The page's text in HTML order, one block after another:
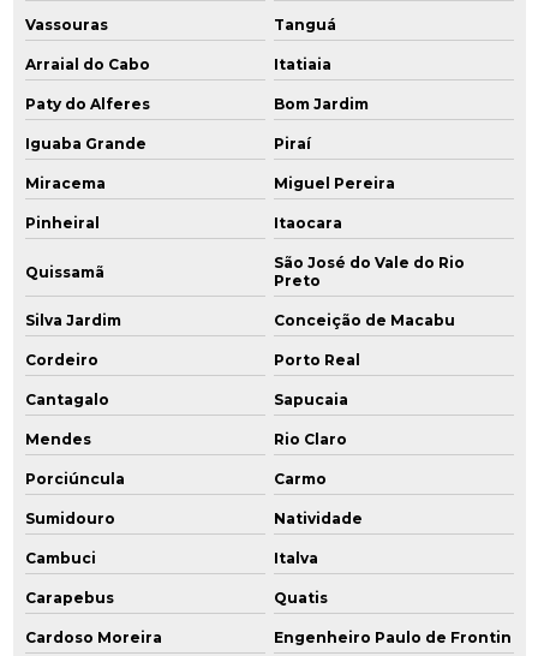
Investigação de áreas contaminadas
Investigação confirmatória
Investigação confirmatória de passivo ambiental
Investigação detalhada
Investigação detalhada passivo ambiental
Monitoramento de água subterrânea
Monitoramento ambiental
Monitoramento ambiental amostragem
Monitoramento ambiental do solo
Monitoramento ambiental empresas
Monitoramento ambiental indústria
Monitoramento ambiental poços
Monitoramento ambiental de solo água e ar
Vassouras Tanguá
Arraial do Cabo Itatiaia
Paty do Alferes Bom Jardim
Iguaba Grande Piraí
Miracema Miguel Pereira
Pinheiral Itaocara
Quissamã
São José do Vale do Rio
Preto
Silva Jardim Conceição de Macabu
Cordeiro Porto Real
Cantagalo Sapucaia
Mendes Rio Claro
Porciúncula Carmo
Sumidouro Natividade
Cambuci Italva
Carapebus Quatis
Cardoso Moreira Engenheiro Paulo de Frontin